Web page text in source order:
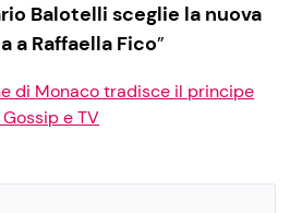
Balotelli sceglie la nuova
a Raffaella Fico”
di Monaco tradisce il principe
e TV